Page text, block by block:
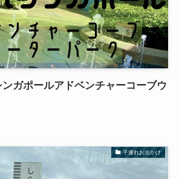
ンガポールアドベンチャーコーブウ
子連れお出かけ